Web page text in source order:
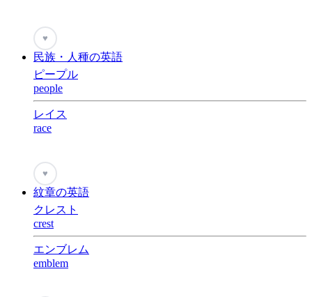
♥
民族・人種の英語
ピープル
people
レイス
race
♥
紋章の英語
クレスト
crest
エンブレム
emblem